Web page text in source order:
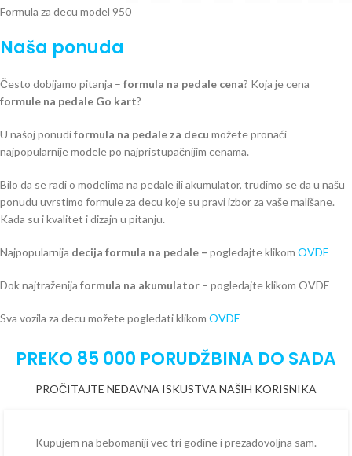
Formula za decu model 950
Naša ponuda
Često dobijamo pitanja – formula na pedale cena? Koja je cena
formule na pedale Go kart?
U našoj ponudiformula na pedale za decu možete pronaći
najpopularnije modele po najpristupačnijim cenama.
Bilo da se radi o modelima na pedale ili akumulator, trudimo se da u našu
ponudu uvrstimo formule za decu koje su pravi izbor za vaše mališane.
Kada su i kvalitet i dizajn u pitanju.
Najpopularnija decija formula na pedale – pogledajte klikom OVDE
Dok najtraženija formula na akumulator – pogledajte klikom OVDE
Sva vozila za decu možete pogledati klikom OVDE
PREKO 85 000 PORUDŽBINA DO SADA
PROČITAJTE NEDAVNA ISKUSTVA NAŠIH KORISNIKA
Kupujem na bebomaniji vec tri godine i prezadovoljna sam.